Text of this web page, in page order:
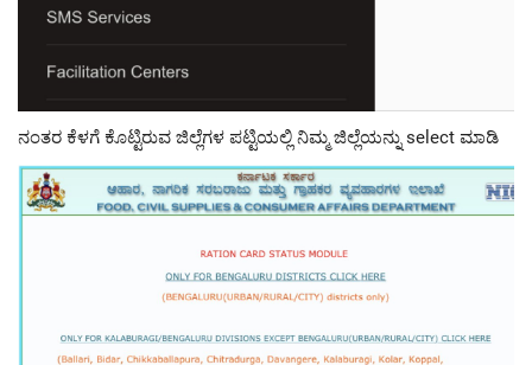
ನಂತರ ಕೆಳಗೆ ಕೊಟ್ಟಿರುವ ಜಿಲ್ಲೆಗಳ ಪಟ್ಟಿಯಲ್ಲಿ ನಿಮ್ಮ ಜಿಲ್ಲೆಯನ್ನು select ಮಾಡಿ